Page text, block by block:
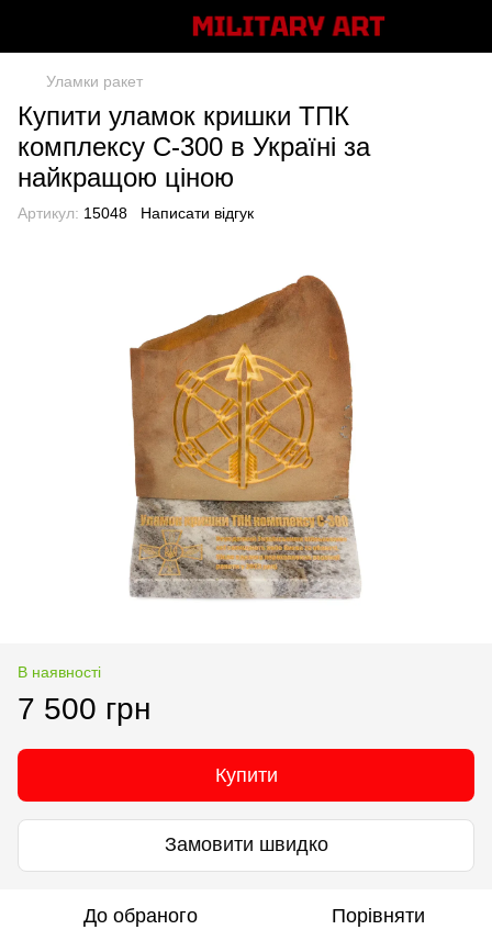
Уламки ракет
Купити уламок кришки ТПК
комплексу С-300 в Україні за
найкращою ціною
Артикул: 15048 Написати відгук
В наявності
7 500 грн
Купити
Замовити швидко
До обраного Порівняти